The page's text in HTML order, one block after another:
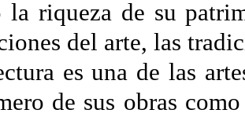
la riqueza de su
del arte, las
es una de las
de sus obras